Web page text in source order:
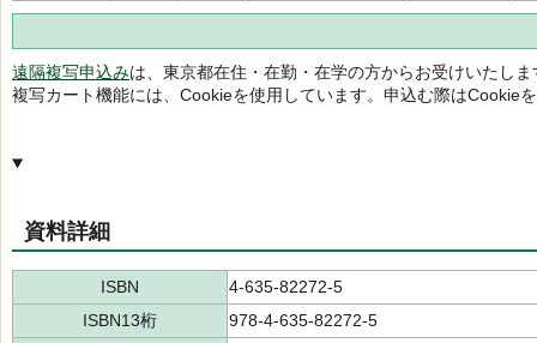
遠隔複写申込みは、東京都在住・在勤・在学の方からお受けいたしま
複写カート機能には、Cookieを使用しています。申込む際はCookie
資料詳細
ISBN
4-635-82272-5
ISBN13桁
978-4-635-82272-5